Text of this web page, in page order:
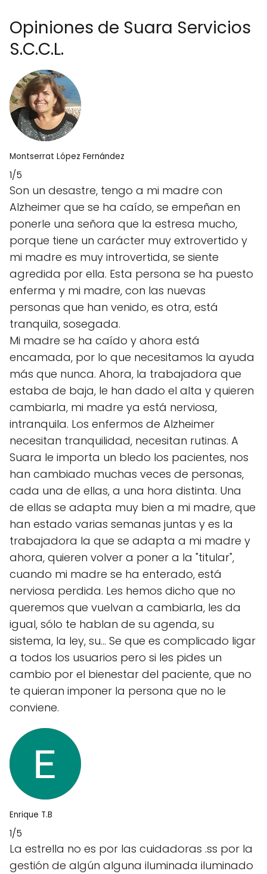
Opiniones de Suara Servicios
S.C.C.L.
Montserrat López Fernández
1/5
Son un desastre, tengo a mi madre con
Alzheimer que se ha caído, se empeñan en
ponerle una señora que la estresa mucho,
porque tiene un carácter muy extrovertido y
mi madre es muy introvertida, se siente
agredida por ella. Esta persona se ha puesto
enferma y mi madre, con las nuevas
personas que han venido, es otra, está
tranquila, sosegada.
Mi madre se ha caído y ahora está
encamada, por lo que necesitamos la ayuda
más que nunca. Ahora, la trabajadora que
estaba de baja, le han dado el alta y quieren
cambiarla, mi madre ya está nerviosa,
intranquila. Los enfermos de Alzheimer
necesitan tranquilidad, necesitan rutinas. A
Suara le importa un bledo los pacientes, nos
han cambiado muchas veces de personas,
cada una de ellas, a una hora distinta. Una
de ellas se adapta muy bien a mi madre, que
han estado varias semanas juntas y es la
trabajadora la que se adapta a mi madre y
ahora, quieren volver a poner a la "titular",
cuando mi madre se ha enterado, está
nerviosa perdida. Les hemos dicho que no
queremos que vuelvan a cambiarla, les da
igual, sólo te hablan de su agenda, su
sistema, la ley, su... Se que es complicado ligar
a todos los usuarios pero si les pides un
cambio por el bienestar del paciente, que no
te quieran imponer la persona que no le
conviene.
Enrique T.B
1/5
La estrella no es por las cuidadoras .ss por la
gestión de algún alguna iluminada iluminado